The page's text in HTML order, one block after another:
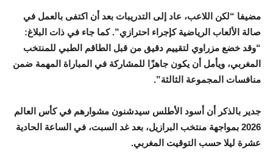
مضيفا “لكن اللاعب، عاد إلى التدريبات بعد أن اكتفى بالعمل في
صالة الألعاب الرياضية كإجراء احترازي”. كما جاء في ذات البلاغ:
“وقد خضع مزراوي لتقييم دقيق من قبل الطاقم الطبي للمنتخب
المغربي، ويأمل أن يكون جاهزًا للمشاركة في المباراة المهمة ضمن
منافسات المجموعة الثالثة”.
جدير بالذكر أن أسود الأطلس سيدشنون مشوارهم في كأس العالم
2026 بمواجهة منتخب البرازيل، بعد غد السبت، في الساعة الحادية
عشرة ليلا حسب التوقيت المغربي.